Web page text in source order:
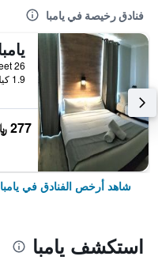
فنادق رخيصة في يامبا
1.9 كيلومتر عن وسط المدينة
277 ﷼
شاهد أرخص الفنادق في يامبا
استكشف يامبا